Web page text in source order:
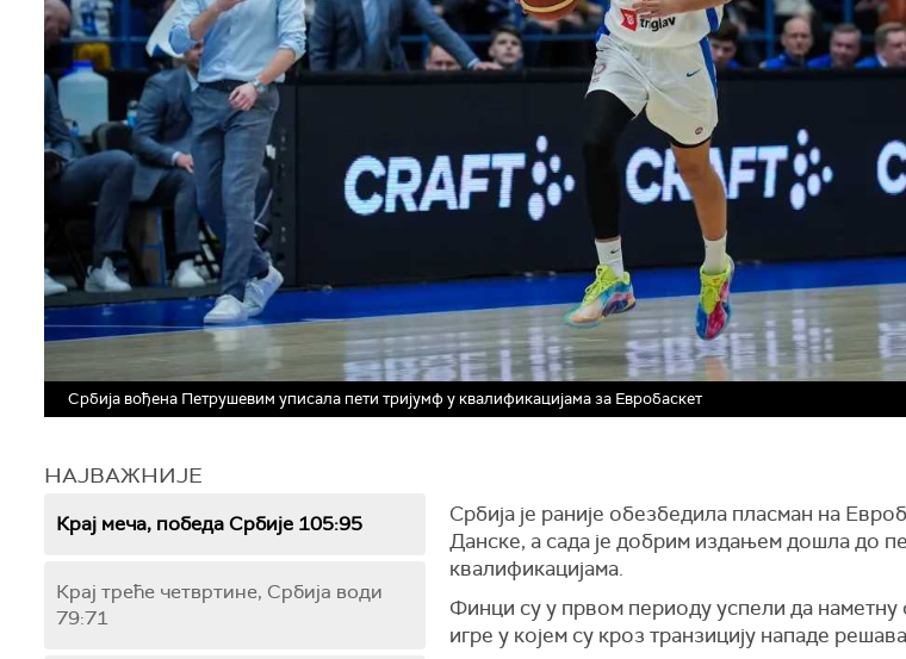
Србија вођена Петрушевим уписала пети тријумф у квалификацијама за Евробаскет
НАЈВАЖНИЈЕ
Крај меча, победа Србије 105:95
Крај треће четвртине, Србија води
79:71
Србија је раније обезбедила пласман на
Данске, а сада је добрим издањем дошла до
квалификацијама.
Финци су у првом периоду успели да наметну
игре у којем су кроз транзицију нападе